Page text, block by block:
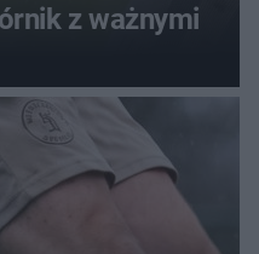
z ważnymi